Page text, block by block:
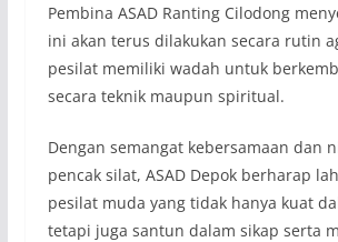
Pembina ASAD Ranting Cilodong
ini akan terus dilakukan secara rutin
pesilat memiliki wadah untuk
secara teknik maupun spiritual.
Dengan semangat kebersamaan dan
pencak silat, ASAD Depok berharap
pesilat muda yang tidak hanya kuat
tetapi juga santun dalam sikap serta